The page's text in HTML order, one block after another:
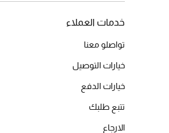
خدمات العملاء
تواصلو معنا
خيارات التوصيل
خيارات الدفع
تتبع طلبك
الارجاع